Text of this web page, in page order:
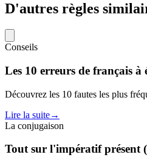
D'autres règles
Conseils
Les 10 erreurs de français
Découvrez les 10 fautes les plus
Lire la suite→
La conjugaison
Tout sur l'impératif présent